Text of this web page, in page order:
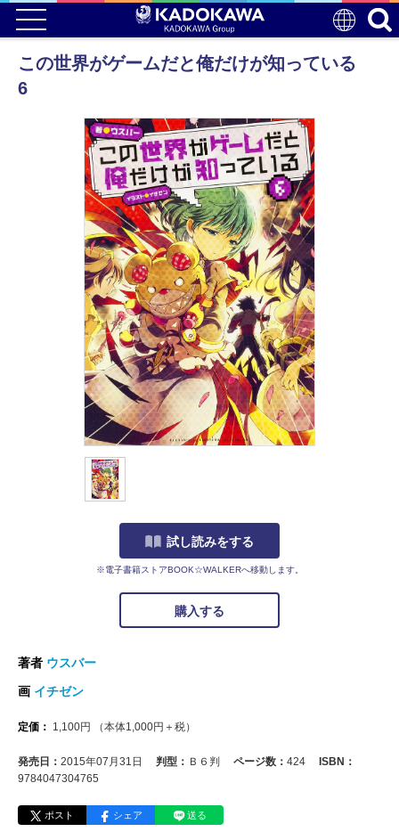
この世界がゲームだと俺だけが知っている
6
試し読みをする
※電子書籍ストアBOOK☆WALKERへ移動します。
購入する
著者 ウスバー
画 イチゼン
定価： 1,100円 （本体1,000円＋税）
発売日： 2015年07月31日 判型： Ｂ６判 ページ数： 424
ISBN：
9784047304765
ポスト シェア 送る